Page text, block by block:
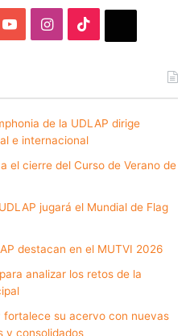
YouTubeInstagram
de la UDLAP dirige
e internacional
el cierre del Curso de Verano de
jugará el Mundial de Flag
destacan en el MUTVI 2026
analizar los retos de la
fortalece su acervo con nuevas
y consolidados